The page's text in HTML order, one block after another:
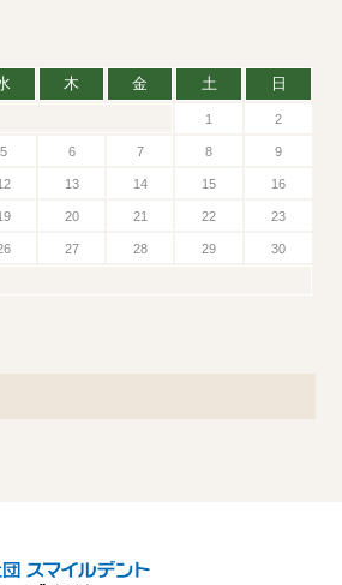
木 金 土 日
1 2
5 6 7 8 9
13 14 15 16
20 21 22 23
27 28 29 30